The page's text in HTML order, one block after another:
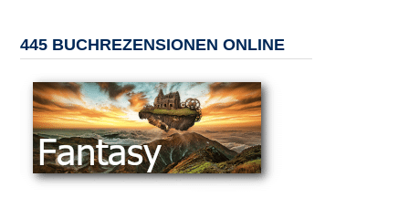
445 BUCHREZENSIONEN ONLINE